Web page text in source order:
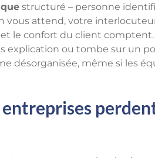
structuré – personne
vous attend, votre
le confort du client
explication ou tombe sur un
désorganisée, même si les
entreprises